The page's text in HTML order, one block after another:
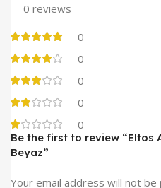
0 reviews
0
0
0
0
0
Be the first to review “Eltos
Beyaz”
Your email address will not be